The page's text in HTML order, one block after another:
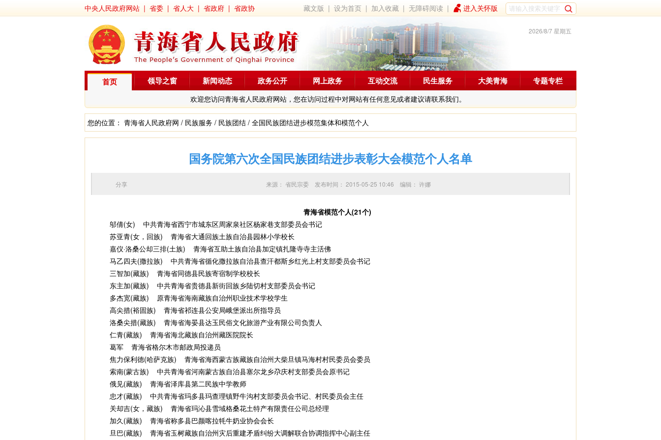
中央人民政府网站 | 省委 | 省人大 | 省政府 | 省政协 藏文版 |设为首页 | 加入收藏 |无障碍阅读 | 进入关怀版
2026/8/7 星期五
首页
欢迎您访问青海省人民政府网站，您在访问过程中对网站有任何意见或者建议请联系我们。
领导之窗 新闻动态 政务公开 网上政务 互动交流 民生服务 大美青海 专题专栏
您的位置： 青海省人民政府网 / 民族服务 / 民族团结 / 全国民族团结进步模范集体和模范个人
国务院第六次全国民族团结进步表彰大会模范个人名单
来源： 省民宗委 发布时间： 2015-05-25 10:46 编辑： 许娜
分享
青海省模范个人(21个)
邬倩(女) 中共青海省西宁市城东区周家泉社区杨家巷支部委员会书记
苏亚青(女，回族) 青海省大通回族土族自治县园林小学校长
嘉仪·洛桑公却三排(土族) 青海省互助土族自治县加定镇扎隆寺寺主活佛
马乙四夫(撒拉族) 中共青海省循化撒拉族自治县查汗都斯乡红光上村支部委员会书记
三智加(藏族) 青海省同德县民族寄宿制学校校长
东主加(藏族) 中共青海省贵德县新街回族乡陆切村支部委员会书记
多杰宽(藏族) 原青海省海南藏族自治州职业技术学校学生
高尖措(裕固族) 青海省祁连县公安局峨堡派出所指导员
洛桑尖措(藏族) 青海省海晏县达玉民俗文化旅游产业有限公司负责人
仁青(藏族) 青海省海北藏族自治州藏医院院长
葛军 青海省格尔木市邮政局投递员
焦力保利德(哈萨克族) 青海省海西蒙古族藏族自治州大柴旦镇马海村村民委员会委员
索南(蒙古族) 中共青海省河南蒙古族自治县塞尔龙乡尕庆村支部委员会原书记
俄见(藏族) 青海省泽库县第二民族中学教师
忠才(藏族) 中共青海省玛多县玛查理镇野牛沟村支部委员会书记、村民委员会主任
关却吉(女，藏族) 青海省玛沁县雪域格桑花土特产有限责任公司总经理
加久(藏族) 青海省称多县巴颜喀拉牦牛奶业协会会长
旦巴(藏族) 青海省玉树藏族自治州灾后重建矛盾纠纷大调解联合协调指挥中心副主任